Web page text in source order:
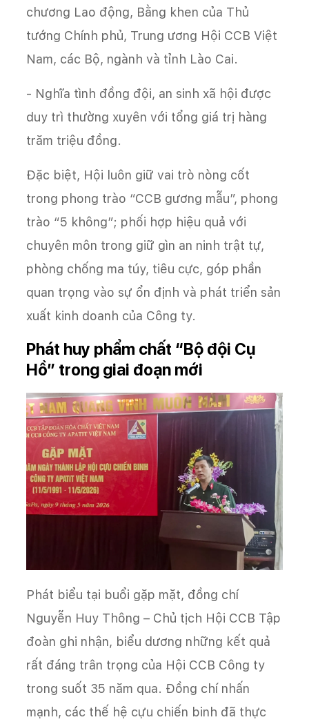
chương Lao động, Bằng khen của Thủ
tướng Chính phủ, Trung ương Hội CCB Việt
Nam, các Bộ, ngành và tỉnh Lào Cai.
- Nghĩa tình đồng đội, an sinh xã hội được
duy trì thường xuyên với tổng giá trị hàng
trăm triệu đồng.
Đặc biệt, Hội luôn giữ vai trò nòng cốt
trong phong trào “CCB gương mẫu”, phong
trào “5 không”; phối hợp hiệu quả với
chuyên môn trong giữ gìn an ninh trật tự,
phòng chống ma túy, tiêu cực, góp phần
quan trọng vào sự ổn định và phát triển sản
xuất kinh doanh của Công ty.
Phát huy phẩm chất “Bộ đội Cụ
Hồ” trong giai đoạn mới
Phát biểu tại buổi gặp mặt, đồng chí
Nguyễn Huy Thông – Chủ tịch Hội CCB Tập
đoàn ghi nhận, biểu dương những kết quả
rất đáng trân trọng của Hội CCB Công ty
trong suốt 35 năm qua. Đồng chí nhấn
mạnh, các thế hệ cựu chiến binh đã thực